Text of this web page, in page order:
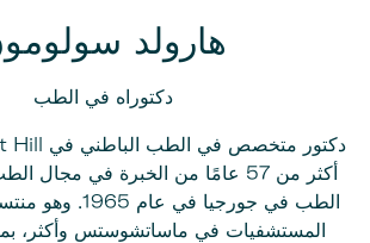
هارولد
دكتوراه في الطب
أكثر من 57 عامًا من الخبرة في
الطب في جورجيا في
المستشفيات في ماساتشوستس وأكثر،